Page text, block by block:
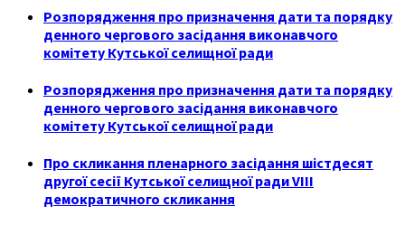
Розпорядження про призначення дати та порядку
денного чергового засідання виконавчого
комітету Кутської селищної ради
Розпорядження про призначення дати та порядку
денного чергового засідання виконавчого
комітету Кутської селищної ради
Про скликання пленарного засідання шістдесят
другої сесії Кутської селищної ради VIII
демократичного скликання